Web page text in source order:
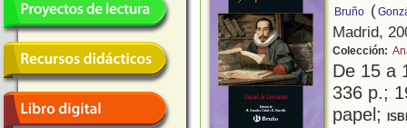
Bruño (
Madrid,
Colección:
De 15 a
336 p.;
papel;